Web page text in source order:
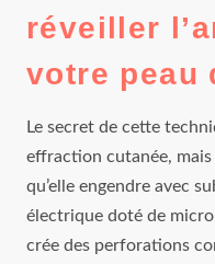
réveiller
votre peau
Le secret de cette
effraction cutanée,
qu’elle engendre avec
électrique doté de
crée des perforations